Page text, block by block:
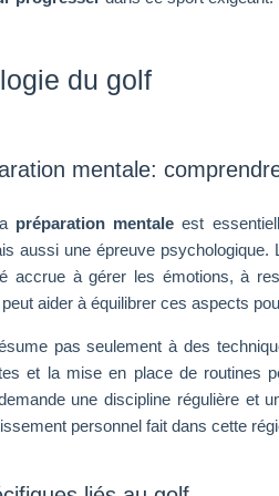
du golf
mentale:
préparation mentale est
aussi une épreuve psychologique.
accrue à gérer les émotions, à
peut aider à équilibrer ces aspects
pas seulement à des
et la mise en place de routines
une discipline régulière et
personnel fait dans cette